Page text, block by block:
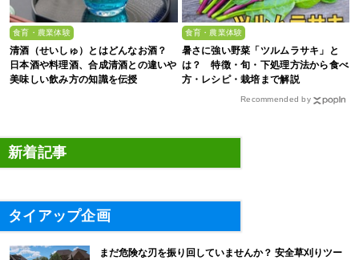
食育・農業体験
清酒（せいしゅ）とはどんなお酒？
日本酒や料理酒、合成清酒との違いや
美味しい飲み方の知識を伝授
食育・農業体験
暑さに強い野菜「ツルムラサキ」と
は？ 特徴・旬・下処理方法から食べ
方・レシピ・栽培まで解説
Recommended by
新着記事
タイアップ企画
まだ危険な刃を振り回していませんか？ 安全草刈りツー